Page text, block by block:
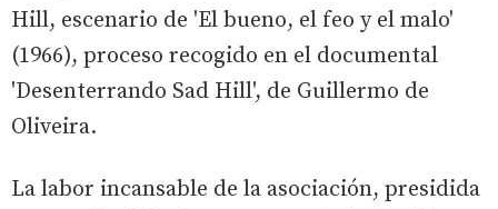
Hill, escenario de 'El bueno, el feo y el malo'
(1966), proceso recogido en el documental
'Desenterrando Sad Hill', de Guillermo de
Oliveira.
La labor incansable de la asociación, presidida